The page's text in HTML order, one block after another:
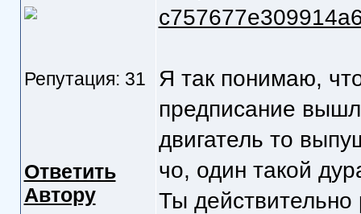
Репутация: 31
Ответить
Автору
Я так понимаю,
предписание
двигатель то
чо, один такой
Ты